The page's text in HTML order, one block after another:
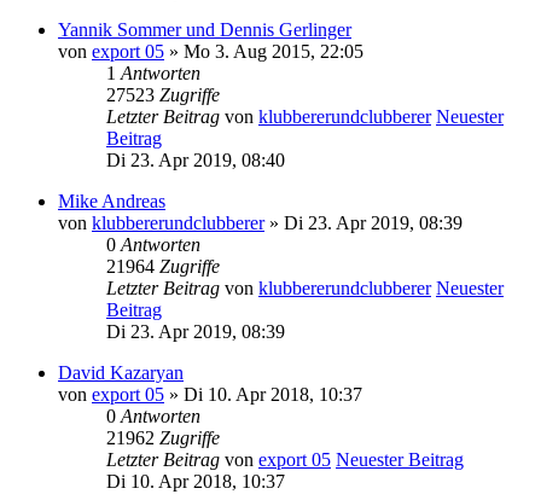
Yannik Sommer und Dennis Gerlinger
von export 05 » Mo 3. Aug 2015, 22:05
1 Antworten
27523 Zugriffe
Letzter Beitrag von klubbererundclubberer Neuester
Beitrag
Di 23. Apr 2019, 08:40
Mike Andreas
von klubbererundclubberer» Di 23. Apr 2019, 08:39
0 Antworten
21964 Zugriffe
Letzter Beitrag von klubbererundclubberer Neuester
Beitrag
Di 23. Apr 2019, 08:39
David Kazaryan
von export 05 » Di 10. Apr 2018, 10:37
0 Antworten
21962 Zugriffe
Letzter Beitrag von export 05 Neuester Beitrag
Di 10. Apr 2018, 10:37